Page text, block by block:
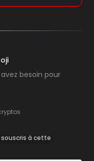
besoin pour
souscris à cette